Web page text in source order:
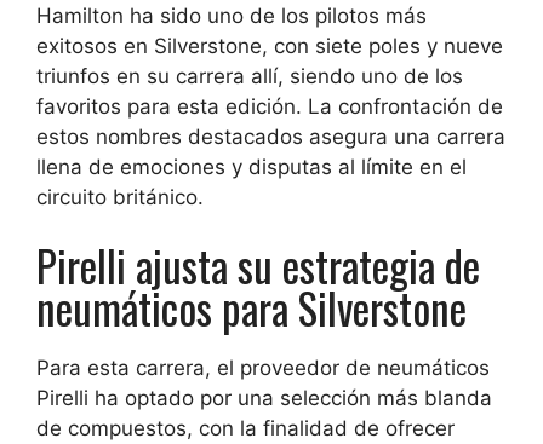
Hamilton ha sido uno de los pilotos más
exitosos en Silverstone, con siete poles y nueve
triunfos en su carrera allí, siendo uno de los
favoritos para esta edición. La confrontación de
estos nombres destacados asegura una carrera
llena de emociones y disputas al límite en el
circuito británico.
Pirelli ajusta su estrategia de
neumáticos para Silverstone
Para esta carrera, el proveedor de neumáticos
Pirelli ha optado por una selección más blanda
de compuestos, con la finalidad de ofrecer